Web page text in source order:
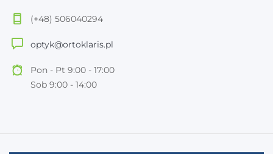
(+48) 506040294
optyk@ortoklaris.pl
Pon - Pt 9:00 - 17:00
Sob 9:00 - 14:00